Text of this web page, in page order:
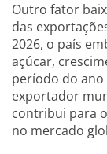
Outro fator
das
2026, o país
açúcar,
período do
exportador
contribui para
no mercado